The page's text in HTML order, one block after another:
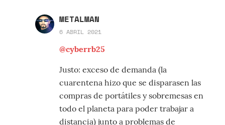
METALMAN
6 ABRIL 2021
@cyberrb25
Justo: exceso de demanda (la
cuarentena hizo que se disparasen las
compras de portátiles y sobremesas en
todo el planeta para poder trabajar a
distancia) junto a problemas de